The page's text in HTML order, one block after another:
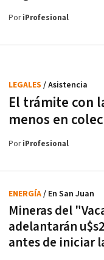
PoriProfesional
El trámite con
menos en
LEGALES / Asistencia
PoriProfesional
Mineras del
adelantarán
antes de iniciar
ENERGÍA/ En San Juan